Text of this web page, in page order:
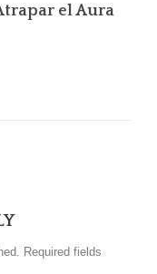
el Aura
Required fields